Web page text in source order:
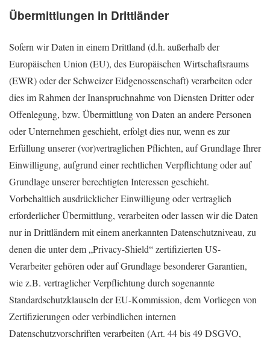
Übermittlungen in Drittländer
Sofern wir Daten in einem Drittland (d.h. außerhalb der
Europäischen Union (EU), des Europäischen Wirtschaftsraums
(EWR) oder der Schweizer Eidgenossenschaft) verarbeiten oder
dies im Rahmen der Inanspruchnahme von Diensten Dritter oder
Offenlegung, bzw. Übermittlung von Daten an andere Personen
oder Unternehmen geschieht, erfolgt dies nur, wenn es zur
Erfüllung unserer (vor)vertraglichen Pflichten, auf Grundlage Ihrer
Einwilligung, aufgrund einer rechtlichen Verpflichtung oder auf
Grundlage unserer berechtigten Interessen geschieht.
Vorbehaltlich ausdrücklicher Einwilligung oder vertraglich
erforderlicher Übermittlung, verarbeiten oder lassen wir die Daten
nur in Drittländern mit einem anerkannten Datenschutzniveau, zu
denen die unter dem „Privacy-Shield“ zertifizierten US-
Verarbeiter gehören oder auf Grundlage besonderer Garantien,
wie z.B. vertraglicher Verpflichtung durch sogenannte
Standardschutzklauseln der EU-Kommission, dem Vorliegen von
Zertifizierungen oder verbindlichen internen
Datenschutzvorschriften verarbeiten (Art. 44 bis 49 DSGVO,